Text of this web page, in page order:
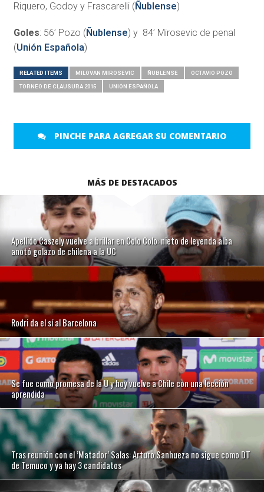
Riquero, Godoy y Frascarelli ( Ñublense)
Goles: 56’ Pozo ( Ñublense) y 84’ Mirosevic de penal
(Unión Española)
RELATED ITEMS MILOVAN MIROSEVIC ÑUBLENSE OCTAVIO POZO
TORNEO DE CLAUSURA 2015 UNIÓN ESPAÑOLA
PINCHE PARA AGREGAR SU COMENTARIO
MÁS DE DESTACADOS
Apellido Caszely vuelve a brillar en Colo Colo: nieto de leyenda alba
anotó golazo de chilena a la UC
Rodri da el sí al Barcelona
Se fue como promesa de la U y hoy vuelve a Chile con una lección
aprendida
Tras reunión con el ’Matador’ Salas: Arturo Sanhueza no sigue como DT
de Temuco y ya hay 3 candidatos